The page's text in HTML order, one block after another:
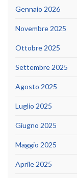
Gennaio 2026
Novembre 2025
Ottobre 2025
Settembre 2025
Agosto 2025
Luglio 2025
Giugno 2025
Maggio 2025
Aprile 2025